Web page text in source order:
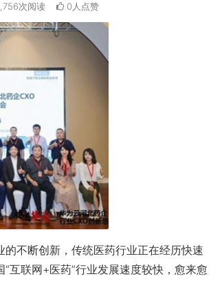
次阅读 0人点赞
不断创新，传统医药行业正在经历快速
互联网+医药”行业发展速度较快，愈来愈